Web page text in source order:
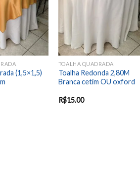
(1,5×1,5)
TOALHA QUADRADA
Toalha Redonda 2,80M
Branca cetim OU oxford
R$15.00